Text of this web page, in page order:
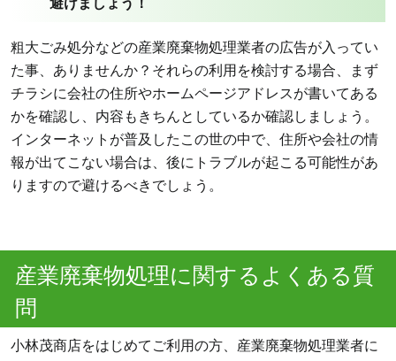
粗大ごみ処分などの産業廃棄物処理業者の広告が入ってい
た事、ありませんか？それらの利用を検討する場合、まず
チラシに会社の住所やホームページアドレスが書いてある
かを確認し、内容もきちんとしているか確認しましょう。
インターネットが普及したこの世の中で、住所や会社の情
報が出てこない場合は、後にトラブルが起こる可能性があ
りますので避けるべきでしょう。
産業廃棄物処理に関するよくある質
問
小林茂商店をはじめてご利用の方、産業廃棄物処理業者に